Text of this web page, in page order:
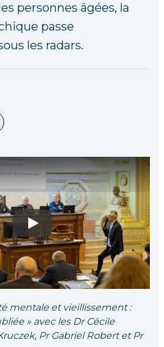
personnes âgées, la
passe
les radars.
Play
mentale et vieillissement :
» avec les Dr Cécile
Pr Gabriel Robert et Pr